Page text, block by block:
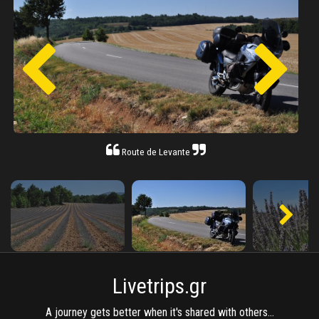
Route de Levante
Livetrips.gr
A journey gets better when it's shared with others...